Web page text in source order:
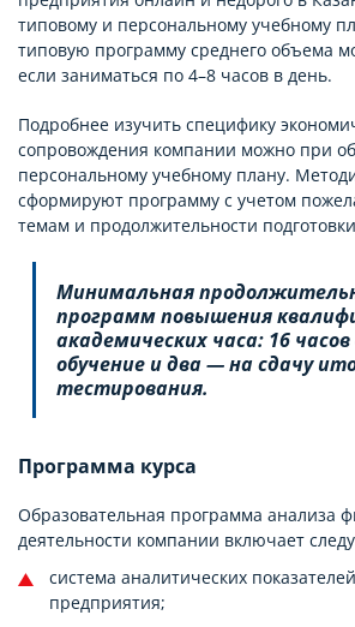
типовому и персональному учебному
типовую программу среднего объема
если заниматься по 4–8 часов в день.
Подробнее изучить специфику
сопровождения компании можно при
персональному учебному плану.
сформируют программу с учетом
темам и продолжительности
Минимальная
программ повышения
академических часа: 16
обучение и два — на сдачу
тестирования.
Программа курса
Образовательная программа анализа
деятельности компании включает
система аналитических
предприятия;